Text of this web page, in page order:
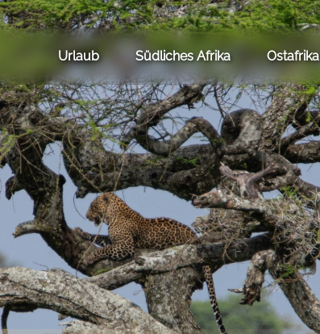
Urlaub Südliches Afrika Ostafrika